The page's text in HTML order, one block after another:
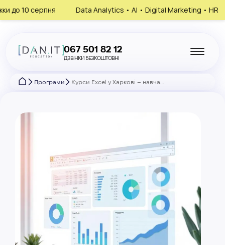
Data Analytics • AI • Digital Marketing • HR Запишись на
067 501 82 12
ДЗВІНКИ БЕЗКОШТОВНІ
Програми